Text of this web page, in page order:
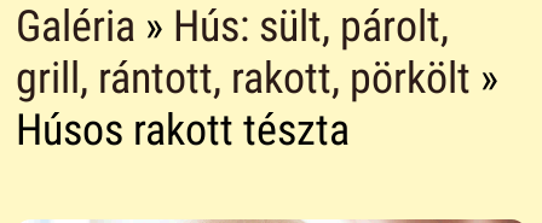
Galéria » Hús: sült, párolt,
grill, rántott, rakott, pörkölt »
Húsos rakott tészta